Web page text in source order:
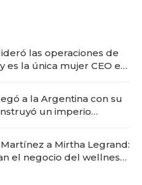
las operaciones de
es la única mujer CEO en
a la Argentina con su
un imperio
a Mirtha Legrand:
el negocio del wellness